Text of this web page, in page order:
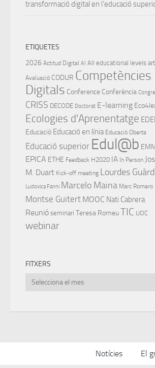
transformació digital en l’educació
ETIQUETES
2026 Actitud Digital AI All educational levels
Avaluació CODUR Competències
Digitals Conference Conferència
CRISS DECODE Doctorat E-learning
Ecologies d'Aprenentatge
Educació Educació en línia Educació Oberta
Educació superior Edul@b
EPICA ETHE Feedback H2020 IA In Person
M. Duart Kick-off meeting Lourdes
Ludovica Fanni Marcelo Maina Marc Romero
Montse Guitert MOOC Nati Cabrera
Reunió seminari Teresa RomeuTIC UOC
webinar
FITXERS
Fitxers
Notícies El